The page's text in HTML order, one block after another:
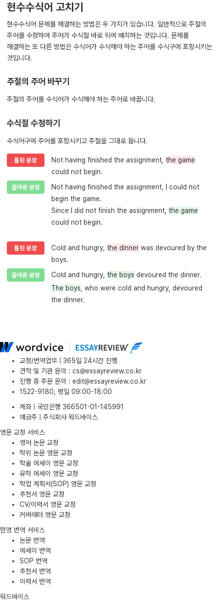
현수수식어 고치기
현수수식어 문제를 해결하는 방법은 두 가지가 있습니다. 일반적으로 주절의
주어를 수정하여 주어가 수식절 바로 뒤에 배치하는 것입니다. 문제를
해결하는 또 다른 방법은 수식어가 수식해야 하는 주어를 수식구에 포함시키는
것입니다.
주절의 주어 바꾸기
주절의 주어를 수식어가 수식해야 하는 주어로 바꿉니다.
수식절 수정하기
수식어구에 주어를 포함시키고 주절을 그대로 둡니다.
틀린 문장 Not having finished the assignment, the game
could not begin.
올바른 문장 Not having finished the assignment, I could not
begin the game.
Since I did not finish the assignment, the game
could not begin.
틀린 문장 Cold and hungry, the dinner was devoured by the
boys.
올바른 문장 Cold and hungry, the boys devoured the dinner.
The boys , who were cold and hungry, devoured
the dinner.
교정/번역업무 | 365일 24시간 진행
견적 및 기관 문의 : cs@essayreview.co.kr
진행 중 주문 문의 : edit@essayreview.co.kr
1522-9180, 평일 09:00-18:00
계좌 | 국민은행 366501-01-145991
예금주 | 주식회사 워드바이스
영문 교정 서비스
영어 논문 교정
학위 논문 영문 교정
학술 에세이 영문 교정
유학 에세이 영문 교정
학업 계획서(SOP) 영문 교정
추천서 영문 교정
CV/이력서 영문 교정
커버레터 영문 교정
한영 번역 서비스
논문 번역
에세이 번역
SOP 번역
추천서 번역
이력서 번역
워드바이스